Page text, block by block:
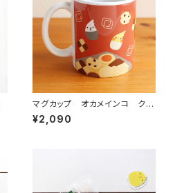
マグカップ オカメインコ クッ
キー
¥2,090